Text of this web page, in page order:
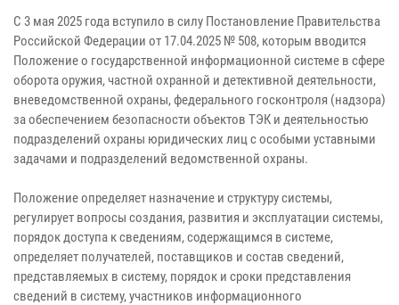
С 3 мая 2025 года вступило в силу Постановление Правительства
Российской Федерации от 17.04.2025 № 508, которым вводится
Положение о государственной информационной системе в сфере
оборота оружия, частной охранной и детективной деятельности,
вневедомственной охраны, федерального госконтроля (надзора)
за обеспечением безопасности объектов ТЭК и деятельностью
подразделений охраны юридических лиц с особыми уставными
задачами и подразделений ведомственной охраны.
Положение определяет назначение и структуру системы,
регулирует вопросы создания, развития и эксплуатации системы,
порядок доступа к сведениям, содержащимся в системе,
определяет получателей, поставщиков и состав сведений,
представляемых в систему, порядок и сроки представления
сведений в систему, участников информационного